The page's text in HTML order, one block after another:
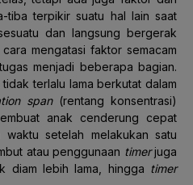
tiba terpikir suatu hal lain saat
dan langsung bergerak
mengatasi faktor semacam
menjadi beberapa bagian.
terlalu lama berkutat dalam
span(rentang konsentrasi)
anak cenderung cepat
setelah melakukan satu
atau penggunaan timerjuga
diam lebih lama, hingga timer